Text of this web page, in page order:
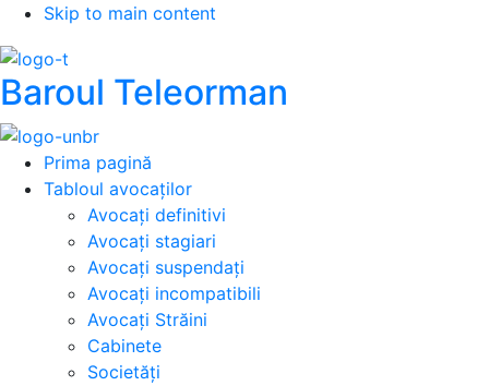
Skip to main content
Baroul Teleorman
Prima pagină
Tabloul avocaților
Avocați definitivi
Avocați stagiari
Avocați suspendați
Avocați incompatibili
Avocați Străini
Cabinete
Societăți